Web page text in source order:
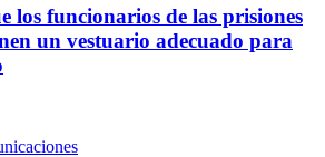
los funcionarios de las prisiones
un vestuario adecuado para